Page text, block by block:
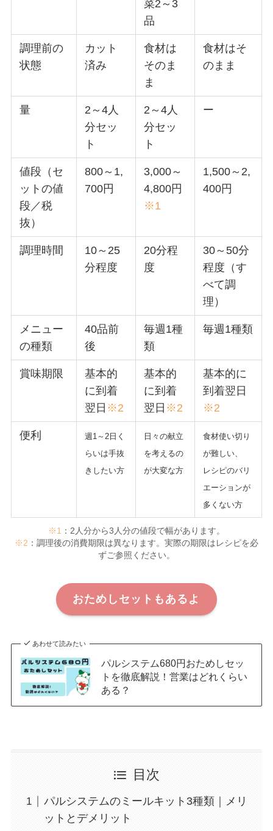
菜2～3
品
調理前の
状態
カット
済み
食材は
そのま
ま
食材はそ
のまま
量
2～4人
分セッ
ト
2～4人
分セッ
ト
ー
値段（セ
ットの値
段／税
抜）
800～1,
700円
3,000～
4,800円
※1
1,500～2,
400円
調理時間
10～25
分程度
20分程
度
30～50分
程度（す
べて調
理）
メニュー
の種類
40品前
後
毎週1種
類
毎週1種類
賞味期限
基本的
に到着
翌日 ※2
基本的
に到着
翌日 ※2
基本的に
到着翌日
※2
便利
週1～2日く
らいは手抜
きしたい方
日々の献立
を考えるの
が大変な方
食材使い切り
が難しい、
レシピのバリ
エーションが
多くない方
※1 ：2人分から3人分の値段で幅があります。
※2 ：調理後の消費期限は異なります。実際の期限はレシピを必
ずご参照ください。
おためしセットもあるよ
あわせて読みたい
パルシステム680円おためしセッ
トを徹底解説！営業はどれくらい
ある？
目次
パルシステムのミールキット3種類｜メリ
ットとデメリット